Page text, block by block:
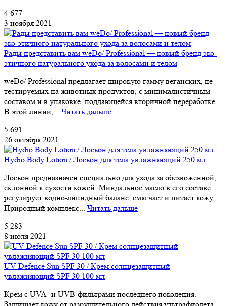
4 677
3 ноября 2021
Рады представить вам weDo/ Professional — новый бренд эко-
этичного натурального ухода за волосами и телом
weDo/ Professional предлагает широкую гамму веганских, не
тестируемых на животных продуктов, с минималистичным
составом и в упаковке, поддающейся вторичной переработке.
В этой линии,... Читать дальше
5 691
26 октября 2021
Hydro Body Lotion / Лосьон для тела увлажняющий 250 мл
Лосьон предназначен специально для ухода за обезвоженной,
склонной к сухости кожей. Миндальное масло в его составе
регулирует водно-липидный баланс, смягчает и питает кожу.
Природный комплекс... Читать дальше
5 283
8 июля 2021
UV-Defence Sun SPF 30 / Крем солнцезащитный
увлажняющий SPF 30 100 мл
Крем с UVA- и UVB-фильтрами последнего поколения.